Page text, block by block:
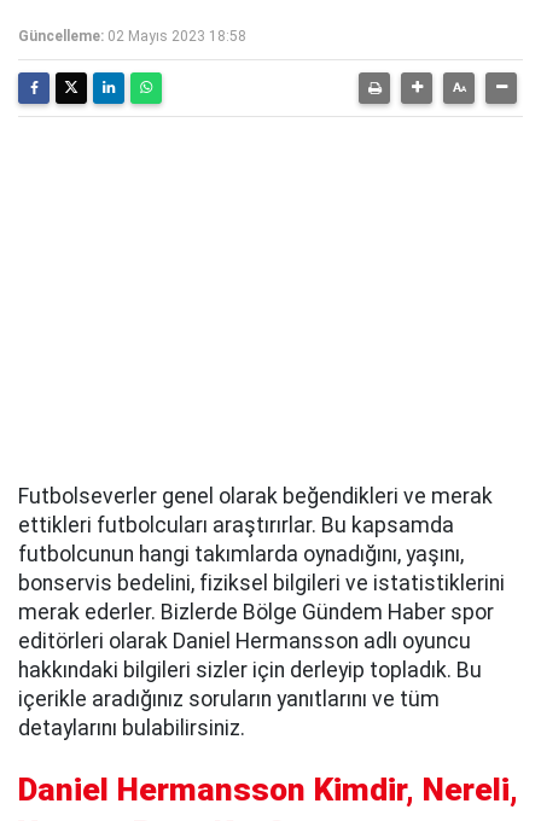
Güncelleme: 02 Mayıs 2023 18:58
Futbolseverler genel olarak beğendikleri ve merak
ettikleri futbolcuları araştırırlar. Bu kapsamda
futbolcunun hangi takımlarda oynadığını, yaşını,
bonservis bedelini, fiziksel bilgileri ve istatistiklerini
merak ederler. Bizlerde Bölge Gündem Haber spor
editörleri olarak Daniel Hermansson adlı oyuncu
hakkındaki bilgileri sizler için derleyip topladık. Bu
içerikle aradığınız soruların yanıtlarını ve tüm
detaylarını bulabilirsiniz.
Daniel Hermansson Kimdir, Nereli,